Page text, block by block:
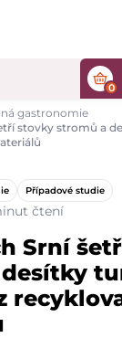
0
gastronomie
stovky stromů a
Případové studie
čtení
Srní